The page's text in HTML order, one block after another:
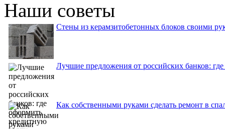
Наши советы
Стены из керамзитобетонных блоков своими
Лучшие предложения от российских банков:
Как собственными руками сделать ремонт в